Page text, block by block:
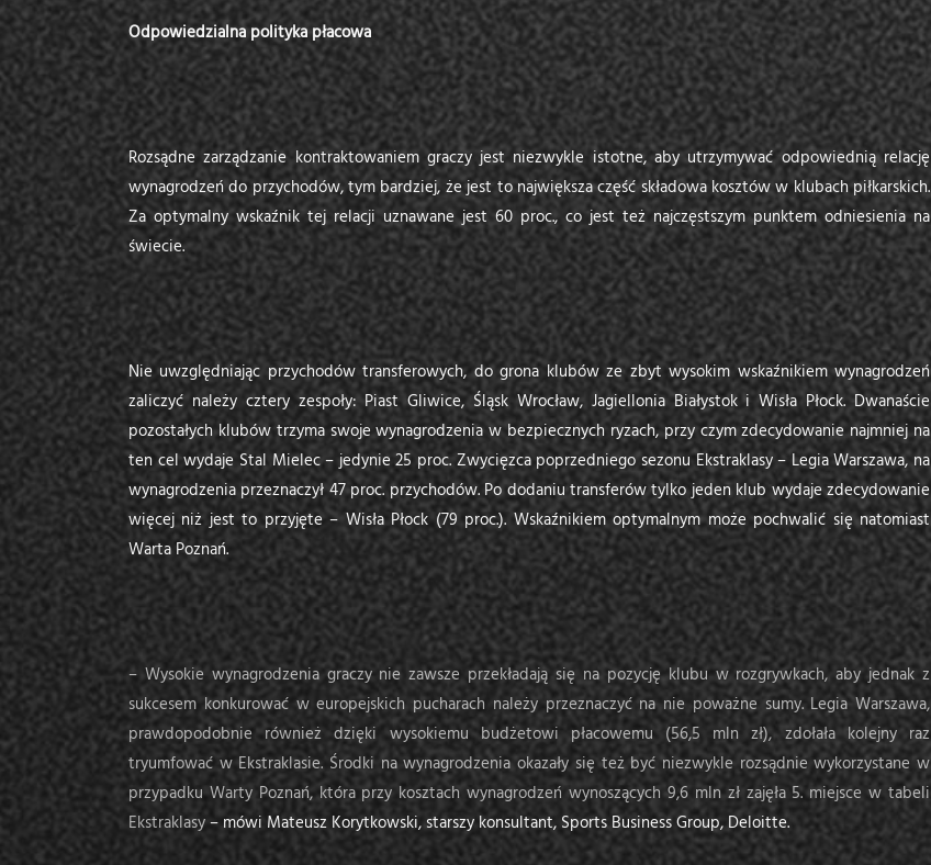
Odpowiedzialna polityka płacowa
Rozsądne zarządzanie kontraktowaniem graczy jest niezwykle istotne, aby utrzymywać odpowiednią relację
wynagrodzeń do przychodów, tym bardziej, że jest to największa część składowa kosztów w klubach piłkarskich.
Za optymalny wskaźnik tej relacji uznawane jest 60 proc., co jest też najczęstszym punktem odniesienia na
świecie.
Nie uwzględniając przychodów transferowych, do grona klubów ze zbyt wysokim wskaźnikiem wynagrodzeń
zaliczyć należy cztery zespoły: Piast Gliwice, Śląsk Wrocław, Jagiellonia Białystok i Wisła Płock. Dwanaście
pozostałych klubów trzyma swoje wynagrodzenia w bezpiecznych ryzach, przy czym zdecydowanie najmniej na
ten cel wydaje Stal Mielec – jedynie 25 proc. Zwycięzca poprzedniego sezonu Ekstraklasy – Legia Warszawa, na
wynagrodzenia przeznaczył 47 proc. przychodów. Po dodaniu transferów tylko jeden klub wydaje zdecydowanie
więcej niż jest to przyjęte – Wisła Płock (79 proc.). Wskaźnikiem optymalnym może pochwalić się natomiast
Warta Poznań.
– Wysokie wynagrodzenia graczy nie zawsze przekładają się na pozycję klubu w rozgrywkach, aby jednak z
sukcesem konkurować w europejskich pucharach należy przeznaczyć na nie poważne sumy. Legia Warszawa,
prawdopodobnie również dzięki wysokiemu budżetowi płacowemu (56,5 mln zł), zdołała kolejny raz
tryumfować w Ekstraklasie. Środki na wynagrodzenia okazały się też być niezwykle rozsądnie wykorzystane w
przypadku Warty Poznań, która przy kosztach wynagrodzeń wynoszących 9,6 mln zł zajęła 5. miejsce w tabeli
Ekstraklasy– mówi Mateusz Korytkowski, starszy konsultant, Sports Business Group, Deloitte.